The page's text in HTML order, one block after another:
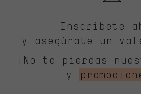
Inscríbete
y asegúrate un
¡No te pierdas
y